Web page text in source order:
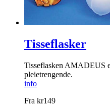
Tisseflasker
Tisseflasken AMADEUS
pleietrengende.
info
Fra kr149